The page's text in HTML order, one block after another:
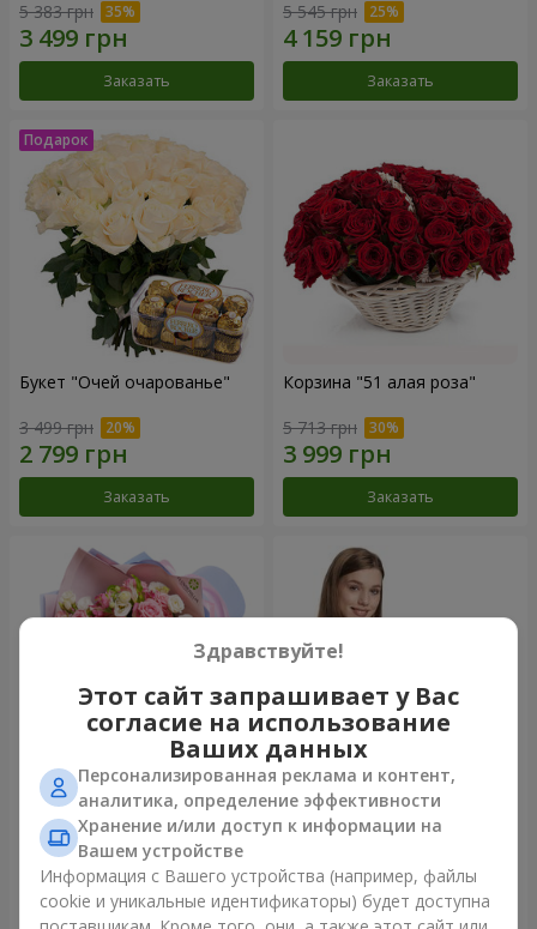
5 383 грн
Заказать
5 545 грн
Заказать
Букет "Очей очарованье"
3 499 грн
Заказать
Корзина "51 алая роза"
5 713 грн
Заказать
Букет "Сказка моей жизни"
2 332 грн
Заказать
Корзина "Ангелочек"
Заказать
Здравствуйте!
Этот сайт запрашивает у Вас
согласие на использование
Ваших данных
Персонализированная реклама и контент,
аналитика, определение эффективности
Хранение и/или доступ к информации на
Вашем устройстве
Информация с Вашего устройства (например, файлы
cookie и уникальные идентификаторы) будет доступна